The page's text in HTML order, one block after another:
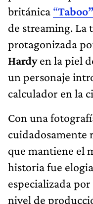
británica “Taboo”
de streaming. La
protagonizada
Hardyen la piel
un personaje
calculador en la
Con una
cuidadosamente
que mantiene el
historia fue
especializada
nivel de